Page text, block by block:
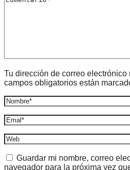
Tu dirección de correo
campos obligatorios están
Guardar mi nombre, correo
navegador para la próxima vez